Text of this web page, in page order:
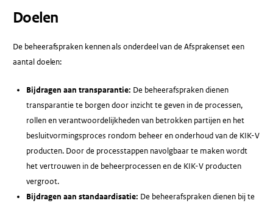
Doelen
De beheerafspraken kennen als onderdeel van de Afsprakenset een
aantal doelen:
Bijdragen aan transparantie: De beheerafspraken dienen
transparantie te borgen door inzicht te geven in de processen,
rollen en verantwoordelijkheden van betrokken partijen en het
besluitvormingsproces rondom beheer en onderhoud van de KIK-V
producten. Door de processtappen navolgbaar te maken wordt
het vertrouwen in de beheerprocessen en de KIK-V producten
vergroot.
Bijdragen aan standaardisatie: De beheerafspraken dienen bij te